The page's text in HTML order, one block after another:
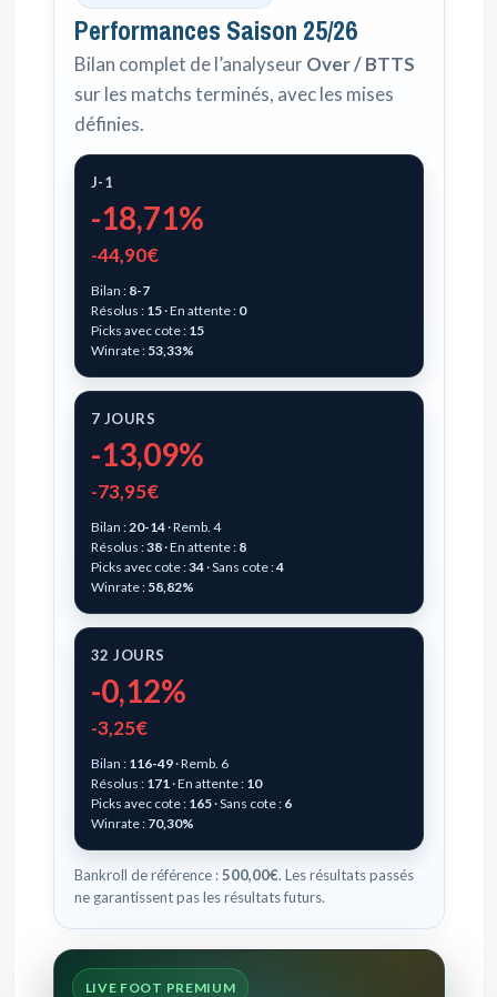
Performances Saison 25/26
Bilan complet de l’analyseurOver / BTTS
sur les matchs terminés, avec les mises
définies.
J-1
-18,71%
-44,90€
Bilan : 8-7
Résolus : 15· En attente : 0
Picks avec cote : 15
Winrate : 53,33%
7 JOURS
-13,09%
-73,95€
Bilan : 20-14· Remb. 4
Résolus :38· En attente : 8
Picks avec cote :34· Sans cote :4
Winrate : 58,82%
32 JOURS
-0,12%
-3,25€
Bilan : 116-49· Remb. 6
Résolus : 171 · En attente : 10
Picks avec cote : 165· Sans cote : 6
Winrate : 70,30%
Bankroll de référence :500,00€. Les résultats passés
ne garantissent pas les résultats futurs.
LIVE FOOT PREMIUM